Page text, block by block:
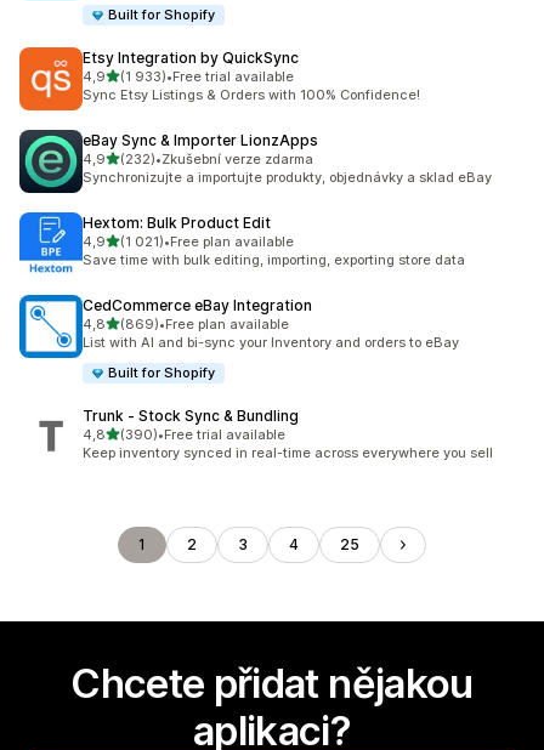
Built for Shopify
Etsy Integration by QuickSync
4,9z 5 hvězd
(1 933)
Celkový počet recenzí: 1933
•Free trial available
Sync Etsy Listings & Orders with 100% Confidence!
eBay Sync & Importer LionzApps
4,9z 5 hvězd
(232)
Celkový počet recenzí: 232
•Zkušební verze zdarma
Synchronizujte a importujte produkty, objednávky a sklad eBay
Hextom: Bulk Product Edit
4,9z 5 hvězd
(1 021)
Celkový počet recenzí: 1021
•Free plan available
Save time with bulk editing, importing, exporting store data
CedCommerce eBay Integration
4,8z 5 hvězd
(869)
Celkový počet recenzí: 869
•Free plan available
List with AI and bi-sync your Inventory and orders to eBay
Built for Shopify
Trunk ‑ Stock Sync & Bundling
4,8z 5 hvězd
(390)
Celkový počet recenzí: 390
•Free trial available
Keep inventory synced in real-time across everywhere you sell
1 2 3 4 25
Chcete přidat nějakou
aplikaci?